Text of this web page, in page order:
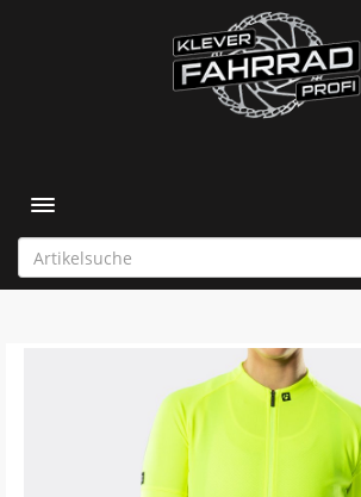
Toggle navigation